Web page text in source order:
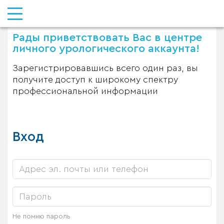
Рады приветствовать Вас в центре
личного урологического аккаунта!
Зарегистрировавшись всего один раз, вы
получите доступ к широкому спектру
профессиональной информации
Вход
Не помню пароль